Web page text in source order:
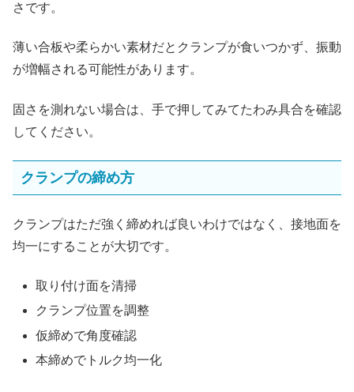
さです。
薄い合板や柔らかい素材だとクランプが食いつかず、振動
が増幅される可能性があります。
固さを測れない場合は、手で押してみてたわみ具合を確認
してください。
クランプの締め方
クランプはただ強く締めれば良いわけではなく、接地面を
均一にすることが大切です。
取り付け面を清掃
クランプ位置を調整
仮締めで角度確認
本締めでトルク均一化